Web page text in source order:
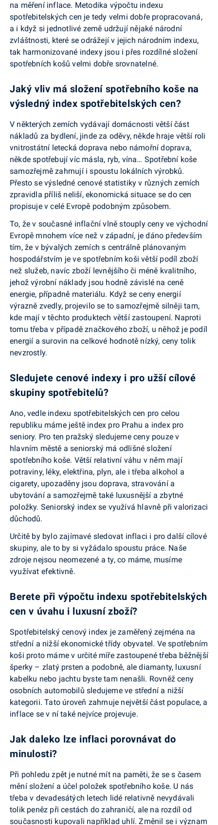
na měření inflace. Metodika výpočtu indexu
spotřebitelských cen je tedy velmi dobře propracovaná,
a i když si jednotlivé země udržují nějaké národní
zvláštnosti, které se odrážejí v jejich národním indexu,
tak harmonizované indexy jsou i přes rozdílné složení
spotřebních košů velmi dobře srovnatelné.
Jaký vliv má složení spotřebního koše na
výsledný index spotřebitelských cen?
V některých zemích vydávají domácnosti větší část
nákladů za bydlení, jinde za oděvy, někde hraje větší roli
vnitrostátní letecká doprava nebo námořní doprava,
někde spotřebují víc másla, ryb, vína… Spotřební koše
samozřejmě zahrnují i spoustu lokálních výrobků.
Přesto se výsledné cenové statistiky v různých zemích
zpravidla příliš neliší, ekonomická situace se do cen
propisuje v celé Evropě podobným způsobem.
To, že v současné inflační vlně stouply ceny ve východní
Evropě mnohem více než v západní, je dáno především
tím, že v bývalých zemích s centrálně plánovaným
hospodářstvím je ve spotřebním koši větší podíl zboží
než služeb, navíc zboží levnějšího či méně kvalitního,
jehož výrobní náklady jsou hodně závislé na ceně
energie, případně materiálu. Když se ceny energií
výrazně zvedly, projevilo se to samozřejmě silněji tam,
kde mají v těchto produktech větší zastoupení. Naproti
tomu třeba v případě značkového zboží, u něhož je podíl
energií a surovin na celkové hodnotě nízký, ceny tolik
nevzrostly.
Sledujete cenové indexy i pro užší cílové
skupiny spotřebitelů?
Ano, vedle indexu spotřebitelských cen pro celou
republiku máme ještě index pro Prahu a index pro
seniory. Pro ten pražský sledujeme ceny pouze v
hlavním městě a seniorský má odlišné složení
spotřebního koše. Větší relativní váhu v něm mají
potraviny, léky, elektřina, plyn, ale i třeba alkohol a
cigarety, upozaděny jsou doprava, stravování a
ubytování a samozřejmě také luxusnější a zbytné
položky. Seniorský index se využívá hlavně při valorizaci
důchodů.
Určitě by bylo zajímavé sledovat inflaci i pro další cílové
skupiny, ale to by si vyžádalo spoustu práce. Naše
zdroje nejsou neomezené a ty, co máme, musíme
využívat efektivně.
Berete při výpočtu indexu spotřebitelských
cen v úvahu i luxusní zboží?
Spotřebitelský cenový index je zaměřený zejména na
střední a nižší ekonomické třídy obyvatel. Ve spotřebním
koši proto máme v určité míře zastoupené třeba běžnější
šperky – zlatý prsten a podobně, ale diamanty, luxusní
kabelku nebo jachtu byste tam nenašli. Rovněž ceny
osobních automobilů sledujeme ve střední a nižší
kategorii. Tato úroveň zahrnuje největší část populace, a
inflace se v ní také nejvíce projevuje.
Jak daleko lze inflaci porovnávat do
minulosti?
Při pohledu zpět je nutné mít na paměti, že se s časem
mění složení a účel položek spotřebního koše. U nás
třeba v devadesátých letech lidé relativně nevydávali
tolik peněz při cestách do zahraničí, ale na rozdíl od
současnosti kupovali například uhlí. Změnil se i význam